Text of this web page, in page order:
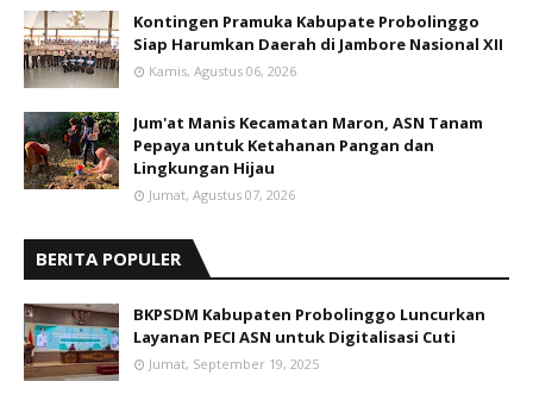
Kontingen Pramuka Kabupate Probolinggo
Siap Harumkan Daerah di Jambore Nasional XII
Kamis, Agustus 06, 2026
Jum'at Manis Kecamatan Maron, ASN Tanam
Pepaya untuk Ketahanan Pangan dan
Lingkungan Hijau
Jumat, Agustus 07, 2026
BERITA POPULER
BKPSDM Kabupaten Probolinggo Luncurkan
Layanan PECI ASN untuk Digitalisasi Cuti
Jumat, September 19, 2025